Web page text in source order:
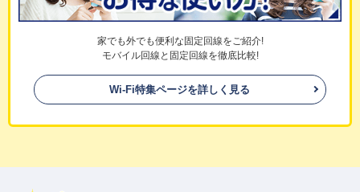
家でも外でも便利な固定回線をご紹介!
モバイル回線と固定回線を徹底比較!
Wi-Fi特集ページを詳しく見る